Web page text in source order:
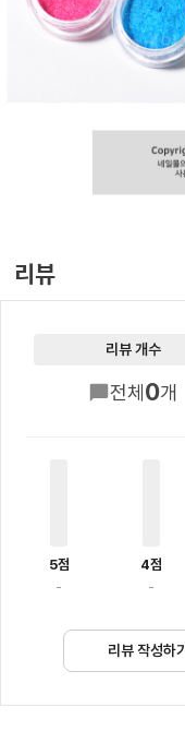
리뷰
리뷰 개수
전체 0개
5점
-
4점
-
리뷰 작성하기